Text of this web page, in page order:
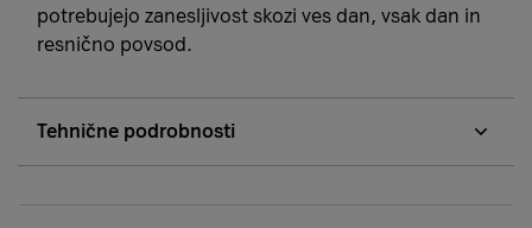
potrebujejo zanesljivost skozi ves dan, vsak dan in
resnično povsod.
Tehnične podrobnosti